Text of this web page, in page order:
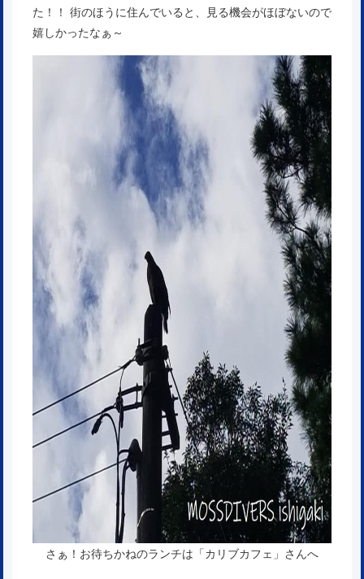
た！！ 街のほうに住んでいると、見る機会がほぼないので
嬉しかったなぁ～
さぁ！お待ちかねのランチは「カリブカフェ」さんへ